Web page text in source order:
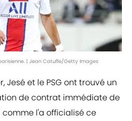
| Jean Catuffe/Getty Images
Jesé et le PSG ont trouvé un
de contrat immédiate de
l'a officialisé ce